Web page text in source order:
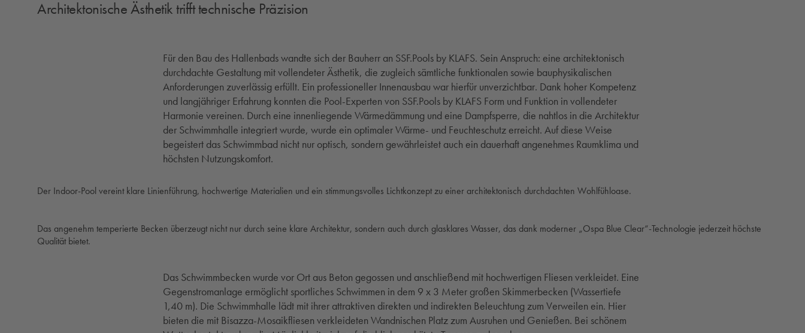
Architektonische Ästhetik trifft technische Präzision
Für den Bau des Hallenbads wandte sich der Bauherr an SSF.Pools by KLAFS. Sein Anspruch: eine architektonisch
durchdachte Gestaltung mit vollendeter Ästhetik, die zugleich sämtliche funktionalen sowie bauphysikalischen
Anforderungen zuverlässig erfüllt. Ein professioneller Innenausbau war hierfür unverzichtbar. Dank hoher Kompetenz
und langjähriger Erfahrung konnten die Pool-Experten von SSF.Pools by KLAFS Form und Funktion in vollendeter
Harmonie vereinen. Durch eine innenliegende Wärmedämmung und eine Dampfsperre, die nahtlos in die Architektur
der Schwimmhalle integriert wurde, wurde ein optimaler Wärme- und Feuchteschutz erreicht. Auf diese Weise
begeistert das Schwimmbad nicht nur optisch, sondern gewährleistet auch ein dauerhaft angenehmes Raumklima und
höchsten Nutzungskomfort.
Der Indoor-Pool vereint klare Linienführung, hochwertige Materialien und ein stimmungsvolles Lichtkonzept zu einer architektonisch durchdachten Wohlfühloase.
Das angenehm temperierte Becken überzeugt nicht nur durch seine klare Architektur, sondern auch durch glasklares Wasser, das dank moderner „Ospa Blue Clear“-Technologie jederzeit höchste
Qualität bietet.
Das Schwimmbecken wurde vor Ort aus Beton gegossen und anschließend mit hochwertigen Fliesen verkleidet. Eine
Gegenstromanlage ermöglicht sportliches Schwimmen in dem 9 x 3 Meter großen Skimmerbecken (Wassertiefe
1,40 m). Die Schwimmhalle lädt mit ihrer attraktiven direkten und indirekten Beleuchtung zum Verweilen ein. Hier
bieten die mit Bisazza-Mosaikfliesen verkleideten Wandnischen Platz zum Ausruhen und Genießen. Bei schönem